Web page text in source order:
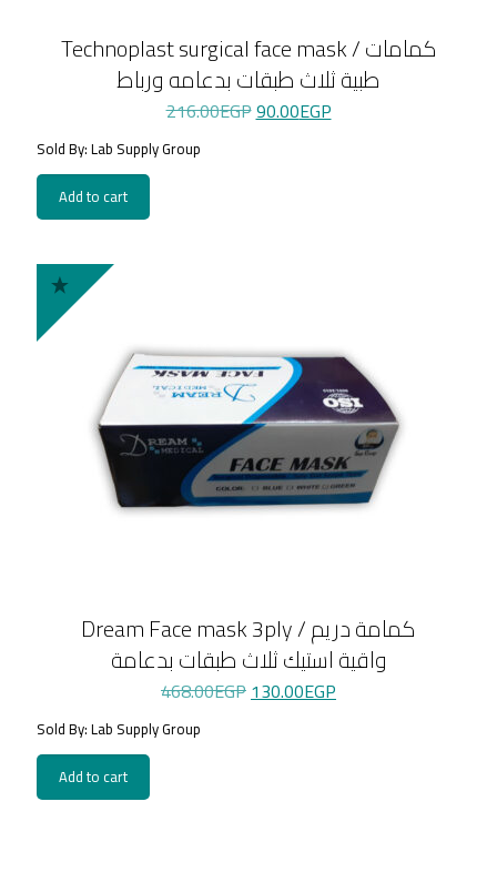
Technoplast surgical face mask / كمامات
طبية ثلاث طبقات بدعامه ورباط
216.00EGPOriginal
price
90.00EGPCurrent
price
Sold By: Lab Supply Group
Add to cart
Dream Face mask 3ply / كمامة دريم
واقية استيك ثلاث طبقات بدعامة
468.00EGPOriginal
price
130.00EGPCurrent
price
Sold By: Lab Supply Group
Add to cart